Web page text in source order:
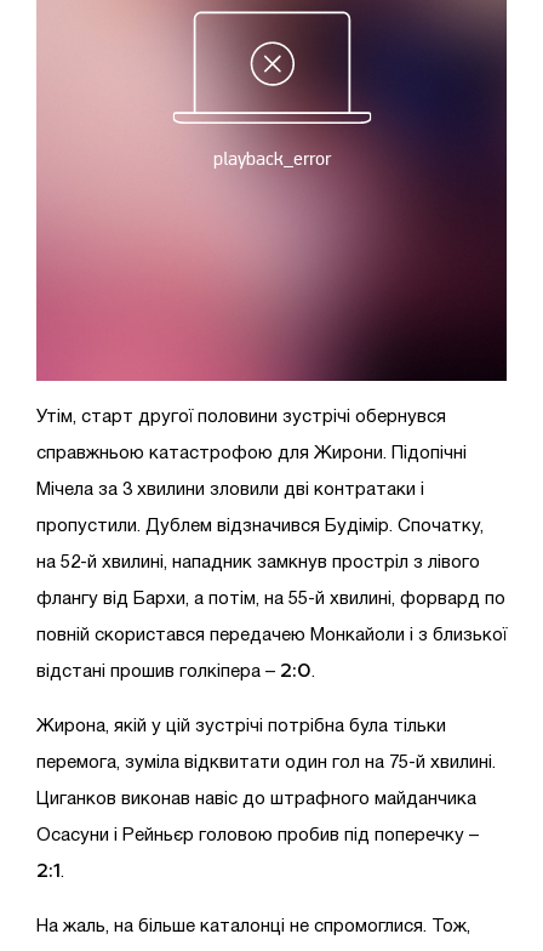
Утім, старт другої половини зустрічі обернувся
справжньою катастрофою для Жирони. Підопічні
Мічела за 3 хвилини зловили дві контратаки і
пропустили. Дублем відзначився Будімір. Спочатку,
на 52-й хвилині, нападник замкнув простріл з лівого
флангу від Бархи, а потім, на 55-й хвилині, форвард по
повній скористався передачею Монкайоли і з близької
відстані прошив голкіпера – 2:0
Жирона, якій у цій зустрічі потрібна була тільки
перемога, зуміла відквитати один гол на 75-й хвилині.
Циганков виконав навіс до штрафного майданчика
Осасуни і Рейньєр головою пробив під поперечку –
2:1
На жаль, на більше каталонці не спромоглися. Тож,